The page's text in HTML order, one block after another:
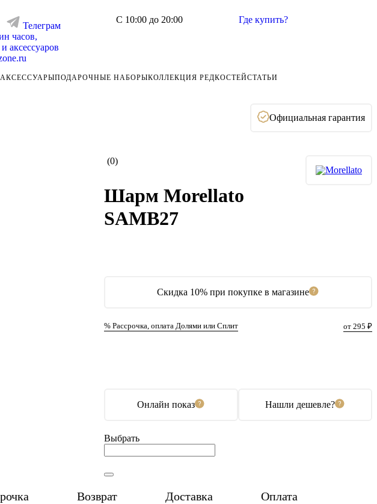
Телеграм
С 10:00 до 20:00 Где купить?
ПОДАРОЧНЫЕ НАБОРЫКОЛЛЕКЦИЯ РЕДКОСТЕЙСТАТЬИ
Официальная гарантия
(0)
Скидка 10% при покупке в магазине
% Рассрочка, оплата Долями или Сплит от 295 ₽
Шарм Morellato
SAMB27
Онлайн показ Нашли дешевле?
Выбрать
Возврат Доставка Оплата